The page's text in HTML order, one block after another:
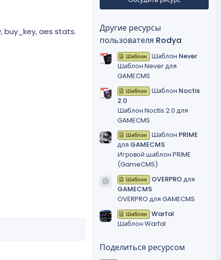
buy_key, aes stats.
ё
Другие ресурсы
пользователя Rodya
Шаблон
Шаблон Never
Шаблон Never для
GAMECMS
Шаблон
Шаблон Noctis
2.0
Шаблон Noctis 2.0 для
GAMECMS
Шаблон
Шаблон PRIME
для GAMECMS
Игровой шаблон PRIME
(GameCMS)
Иконка ресурса
Шаблон
OVERPRO для
GAMECMS
OVERPRO для GAMECMS
Шаблон
Warfal
Шаблон Warfal
Поделиться ресурсом